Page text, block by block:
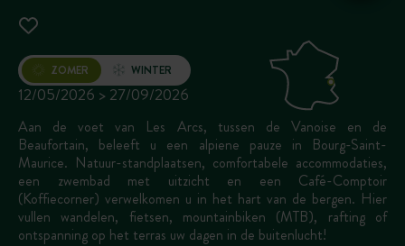
Opening
12/05/2026 > 27/09/2026
WINTER
ZOMER
Aan de voet van Les Arcs, tussen de Vanoise en de
Beaufortain, beleeft u een alpiene pauze in Bourg-Saint-
Maurice. Natuur-standplaatsen, comfortabele accommodaties,
een zwembad met uitzicht en een Café-Comptoir
(Koffiecorner) verwelkomen u in het hart van de bergen. Hier
vullen wandelen, fietsen, mountainbiken (MTB), rafting of
ontspanning op het terras uw dagen in de buitenlucht!